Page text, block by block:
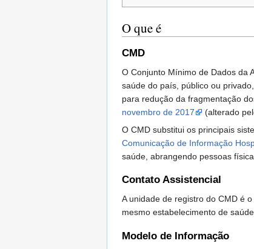
O que é
CMD
O Conjunto Mínimo de Dados da
saúde do país, público ou
para redução da fragmentação
novembro de 2017
(alterado
O CMD substitui os principais
Comunicação de Informação
saúde, abrangendo pessoas
Contato Assistencial
A unidade de registro do CMD é
mesmo estabelecimento de
Modelo de Informação